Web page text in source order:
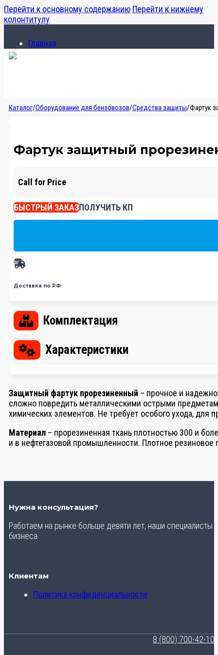
Перейти к основному содержанию Перейти к нижнему
колонтитулу
Главная
Каталог
Каталог/Оборудование для бензовозов/Средства защиты/Фартук
Фартук защитный
Call for Price
БЫСТРЫЙ ЗАКАЗПОЛУЧИТЬ КП
Доставка по РФ
Комплектация
Характеристики
Защитный фартук прорезиненный – прочное и
сложно повредить металлическими острыми
химических элементов. Не требует особого ухода, для
Материал – прорезиненная ткань плотностью 300 и
и в нефтегазовой промышленности. Плотное резиновое
Нужна консультация?
Работаем на рынке больше девяти лет, наши
бизнеса
Клиентам
Политика конфиденциальности
8 (800) 700-42-10